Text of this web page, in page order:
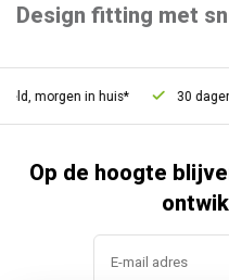
Design fitting met
morgen in huis* 30
Op de hoogte